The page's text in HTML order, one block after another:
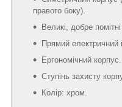
правого боку).
Великі, добре помітні
Прямий
Ергономічний корпус.
Ступінь захисту
Колір: хром.